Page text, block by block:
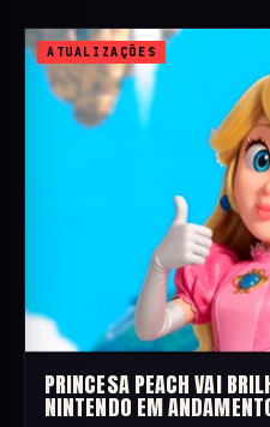
ATUALIZAÇÕES
PRINCESA PEACH VAI
NINTENDO EM